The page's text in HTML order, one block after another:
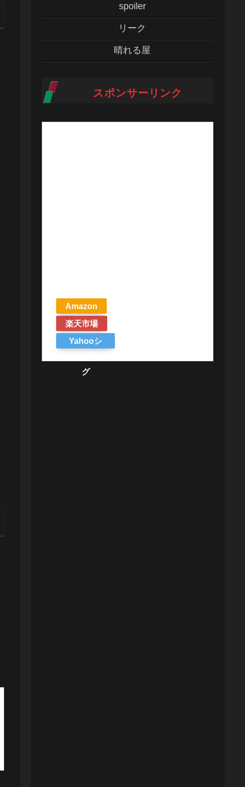
spoiler
リーク
晴れる屋
スポンサーリンク
Amazon
楽天市場
Yahooシ
グ